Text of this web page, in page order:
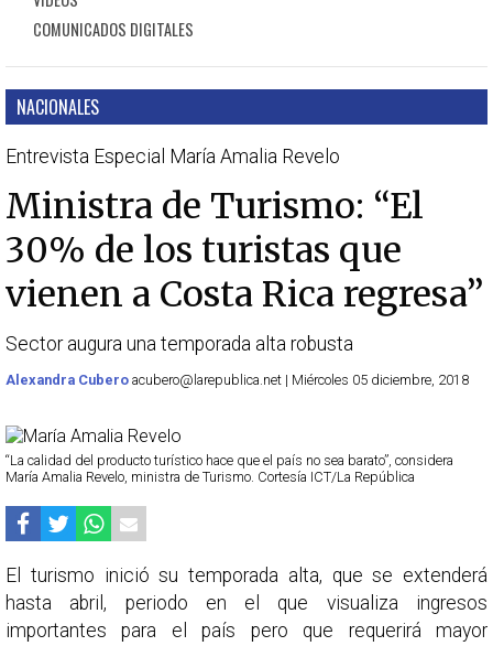
COMUNICADOS DIGITALES
NACIONALES
Entrevista Especial María Amalia Revelo
Ministra de Turismo: “El
30% de los turistas que
vienen a Costa Rica regresa”
Sector augura una temporada alta robusta
Alexandra Cubero acubero@larepublica.net | Miércoles 05 diciembre, 2018
“La calidad del producto turístico hace que el país no sea barato”, considera
María Amalia Revelo, ministra de Turismo. Cortesía ICT/La República
El turismo inició su temporada alta, que se extenderá
hasta abril, periodo en el que visualiza ingresos
importantes para el país pero que requerirá mayor